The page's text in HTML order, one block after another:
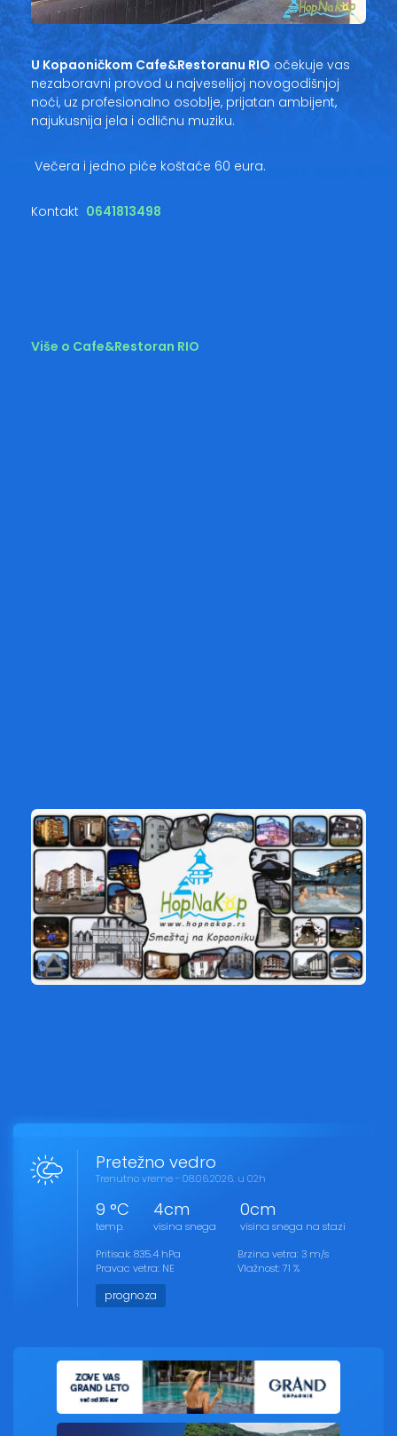
U Kopaoničkom Cafe&Restoranu RIOočekuje vas
nezaboravni provod u najveselijoj novogodišnjoj
noći, uz profesionalno osoblje, prijatan ambijent,
najukusnija jela i odličnu muziku.
Večera i jedno piće koštaće 60 eura.
Kontakt 0641813498
Više o Cafe&Restoran RIO
Pretežno vedro
Trenutno vreme - 08.06.2026. u 02h
9 °C
temp.
4cm
visina snega
0cm
visina snega na stazi
Pritisak: 835.4 hPa
Pravac vetra: NE
Brzina vetra: 3 m/s
Vlažnost: 71 %
prognoza